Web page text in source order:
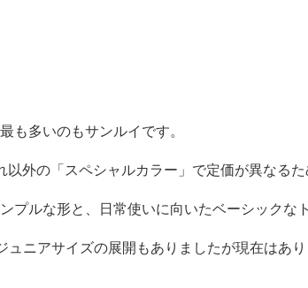
も多いのもサンルイです。
外の「スペシャルカラー」で定価が異なるた
ルな形と、日常使いに向いたベーシックな
ニアサイズの展開もありましたが現在はあり